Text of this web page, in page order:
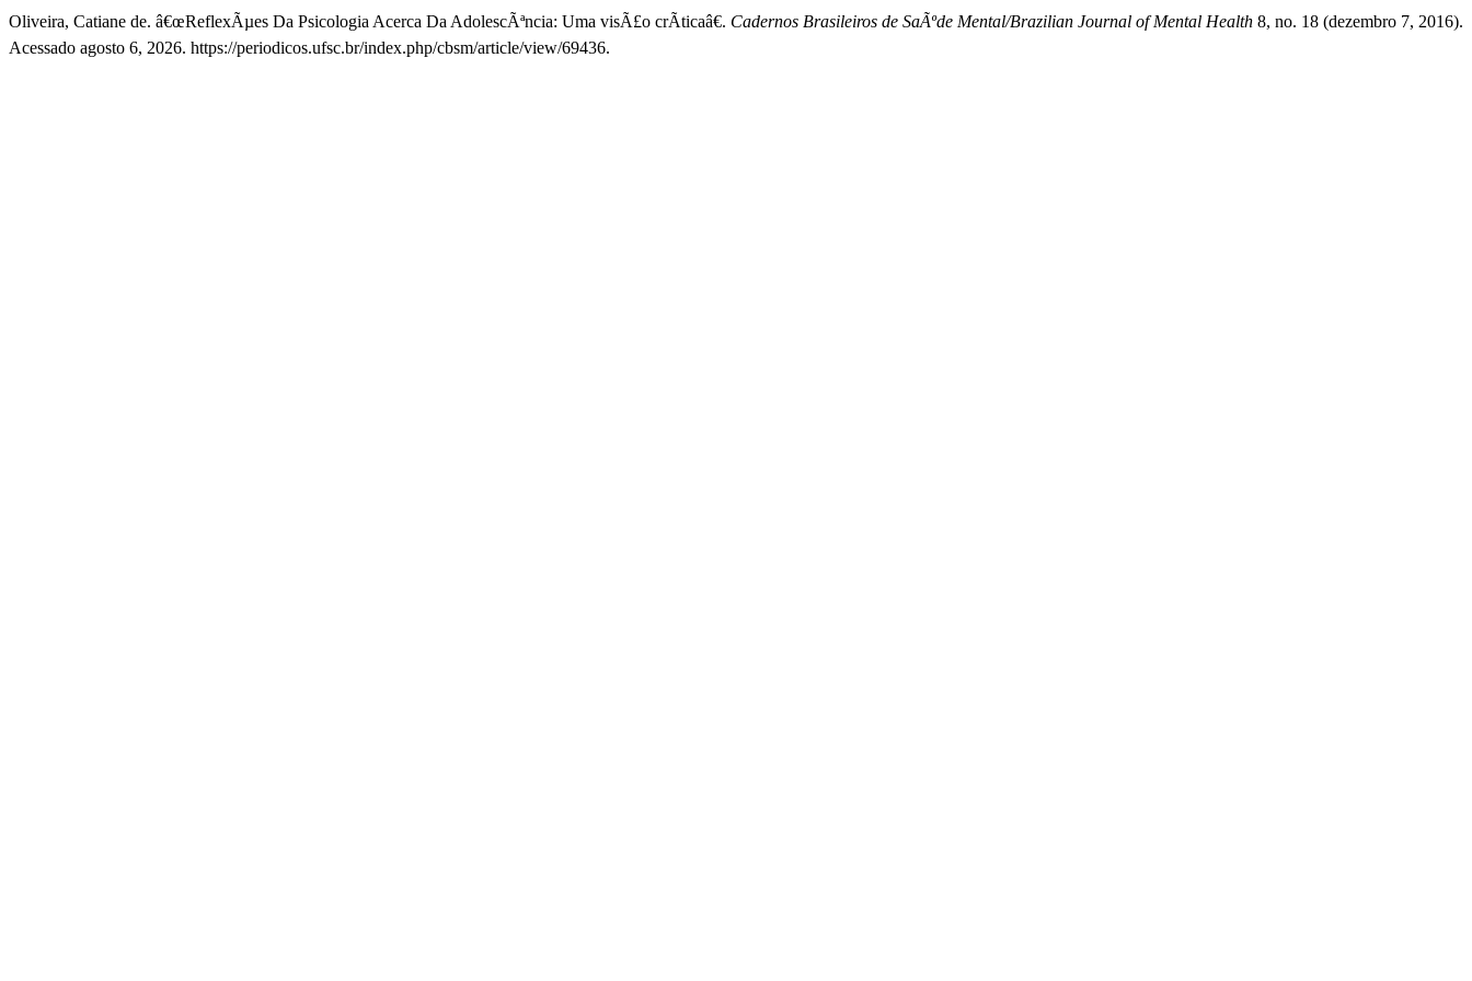
Oliveira, Catiane de. â€œReflexÃµes Da Psicologia Acerca Da AdolescÃªncia: Uma visÃ£o crÃ­ticaâ€. Cadernos Brasileiros de SaÃºde Mental/Brazilian Journal of Mental Health 8, no. 18 (dezembro 7, 2016).
Acessado agosto 6, 2026. https://periodicos.ufsc.br/index.php/cbsm/article/view/69436.